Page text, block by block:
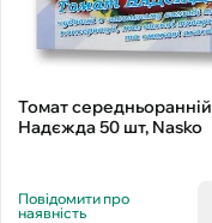
Томат середньоранній
Надєжда 50 шт, Nasko
Повідомити про
наявність